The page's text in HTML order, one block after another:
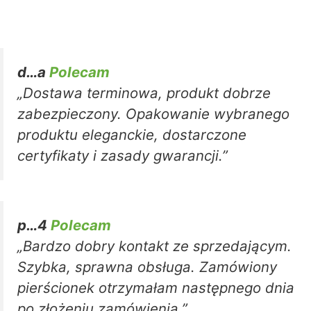
d…a Polecam
„Dostawa terminowa, produkt dobrze
zabezpieczony. Opakowanie wybranego
produktu eleganckie, dostarczone
certyfikaty i zasady gwarancji.”
p…4 Polecam
„Bardzo dobry kontakt ze sprzedającym.
Szybka, sprawna obsługa. Zamówiony
pierścionek otrzymałam następnego dnia